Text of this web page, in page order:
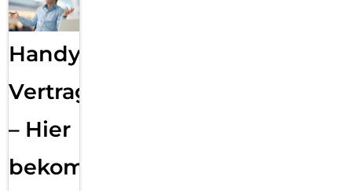
Handy
Vertragsabwicklung
– Hier
bekommst